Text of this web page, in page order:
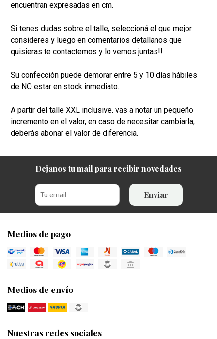
encuentran expresadas en cm.
Si tenes dudas sobre el talle, seleccioná el que mejor
consideres y luego en comentarios detallanos que
quisieras te contactemos y lo vemos juntas!!
Su confección puede demorar entre 5 y 10 días hábiles
de NO estar en stock inmediato.
A partir del talle XXL inclusive, vas a notar un pequeño
incremento en el valor, en caso de necesitar cambiarla,
deberás abonar el valor de diferencia.
Dejanos tu mail para recibir novedades
Enviar
Medios de pago
Medios de envío
Nuestras redes sociales